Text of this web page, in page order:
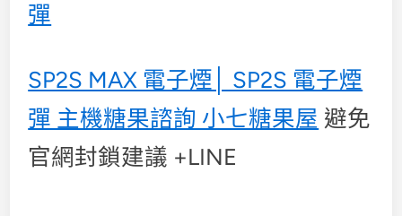
彈
SP2S MAX 電子煙│ SP2S 電子煙
彈 主機糖果諮詢 小七糖果屋 避免
官網封鎖建議 +LINE